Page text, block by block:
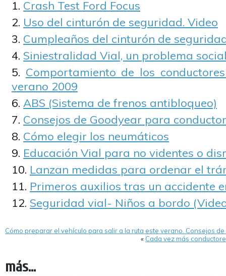
Crash Test Ford Focus
Uso del cinturón de seguridad. Video
Cumpleaños del cinturón de
Siniestralidad Vial, un problema
Comportamiento de los
verano 2009
ABS (Sistema de frenos antibloqueo)
Consejos de Goodyear para
Cómo elegir los neumáticos
Educación Vial para no videntes o
Lanzan medidas para ordenar el
Primeros auxilios tras un accidente
Seguridad vial- Niños a bordo
Cómo preparar el vehículo para salir a la ruta este verano. Consejos
« Cada vez más
más...